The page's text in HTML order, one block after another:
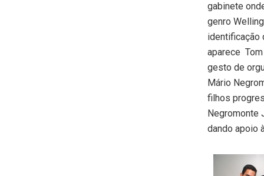
gabinete
genro
identificação
aparece
gesto de
Mário
filhos
Negromonte
dando apoio